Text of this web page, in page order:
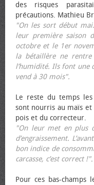
des risques
précautions. Mathieu
"On les sort début
leur première saison
octobre et le 1er
la bétaillère ne rentre
l’humidité. Ils font une
vend à 30 mois".
Le reste du temps
sont nourris au maïs et
pois et du correcteur.
"On leur met en plus
d’engraissement.
bon indice de
carcasse, c’est correct !".
Pour ces bas-champs